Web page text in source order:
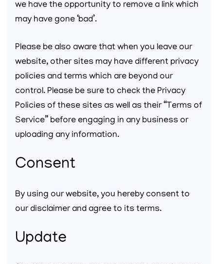
we have the opportunity to remove a link which
may have gone ‘bad’.
Please be also aware that when you leave our
website, other sites may have different privacy
policies and terms which are beyond our
control. Please be sure to check the Privacy
Policies of these sites as well as their “Terms of
Service” before engaging in any business or
uploading any information.
Consent
By using our website, you hereby consent to
our disclaimer and agree to its terms.
Update